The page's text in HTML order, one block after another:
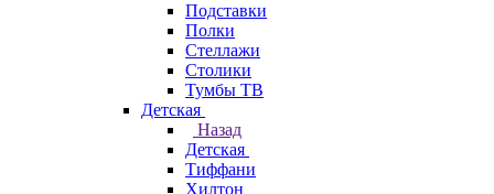
Подставки
Полки
Стеллажи
Столики
Тумбы ТВ
Детская
Назад
Детская
Тиффани
Хилтон